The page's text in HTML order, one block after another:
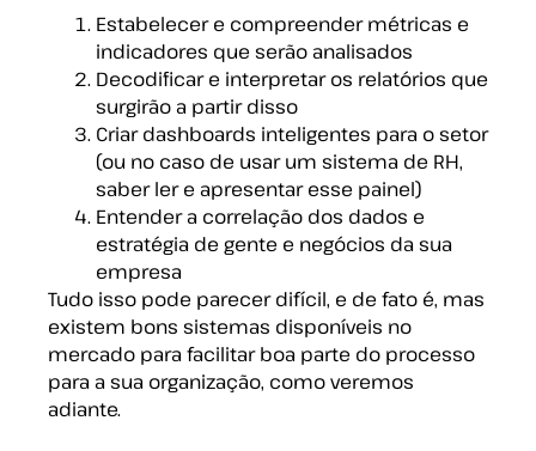
Estabelecer e compreender métricas e
indicadores que serão analisados
Decodificar e interpretar os relatórios que
surgirão a partir disso
Criar dashboards inteligentes para o setor
(ou no caso de usar um sistema de RH,
saber ler e apresentar esse painel)
Entender a correlação dos dados e
estratégia de gente e negócios da sua
empresa
Tudo isso pode parecer difícil, e de fato é, mas
existem bons sistemas disponíveis no
mercado para facilitar boa parte do processo
para a sua organização, como veremos
adiante.